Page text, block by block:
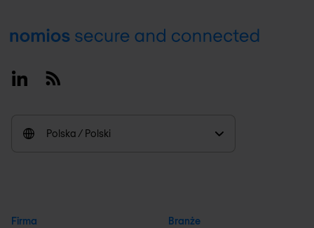
Footer
LinkedinRSS
Polska / Polski
Firma Branże